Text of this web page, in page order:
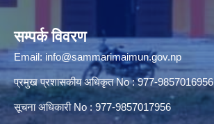
सम्पर्क विवरण
Email: info@sammarimaimun.gov.np
प्रमुख प्रशासकीय अधिकृत No : 977-9857016956
सूचना अधिकारी No : 977-9857017956